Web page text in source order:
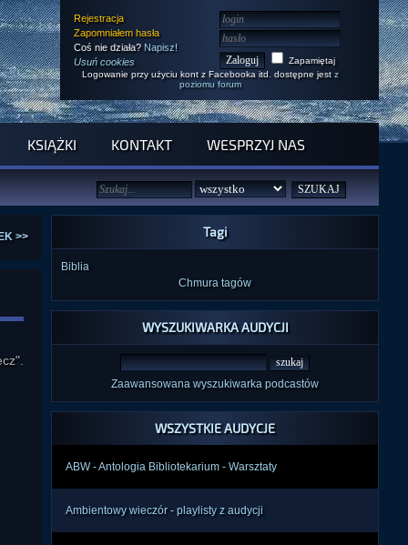
Rejestracja
Zapomniałem hasła
Coś nie działa? Napisz!
Usuń cookies
Zapamiętaj
Logowanie przy użyciu kont z Facebooka itd. dostępne jest z
poziomu forum
KSIĄŻKI KONTAKT WESPRZYJ NAS
>> Tagi
Biblia
Chmura tagów
WYSZUKIWARKA AUDYCJI
Zaawansowana wyszukiwarka podcastów
WSZYSTKIE AUDYCJE
ABW - Antologia Bibliotekarium - Warsztaty
Ambientowy wieczór - playlisty z audycji